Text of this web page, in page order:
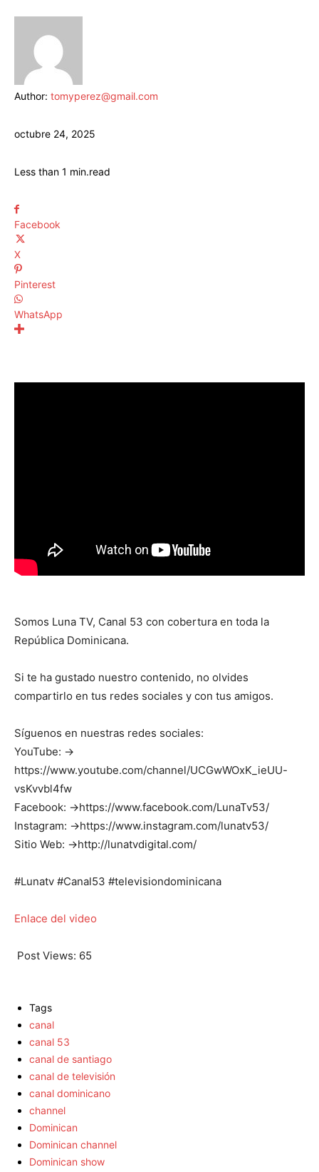
Author: tomyperez@gmail.com
octubre 24, 2025
Less than 1 min.read
Facebook
X
Pinterest
WhatsApp
Somos Luna TV, Canal 53 con cobertura en toda la
República Dominicana.
Si te ha gustado nuestro contenido, no olvides
compartirlo en tus redes sociales y con tus amigos.
Síguenos en nuestras redes sociales:
YouTube: →
https://www.youtube.com/channel/UCGwWOxK_ieUU-
vsKvvbl4fw
Facebook: →https://www.facebook.com/LunaTv53/
Instagram: →https://www.instagram.com/lunatv53/
Sitio Web: →http://lunatvdigital.com/
#Lunatv #Canal53 #televisiondominicana
Enlace del video
Post Views: 65
Tags
canal
canal 53
canal de santiago
canal de televisión
canal dominicano
channel
Dominican
Dominican channel
Dominican show